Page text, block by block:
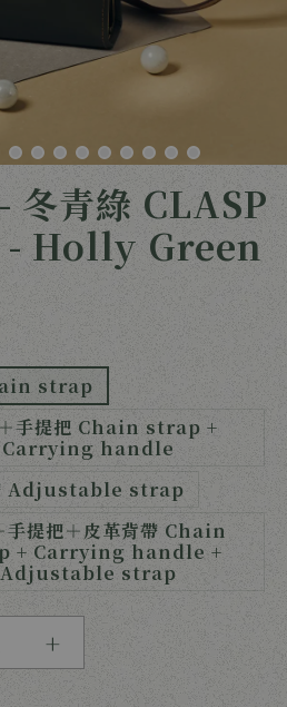
冬青綠 CLASP
- Holly Green
strap
手提把 Chain strap +
Carrying handle
Adjustable strap
手提把＋皮革背帶 Chain
+ Carrying handle +
Adjustable strap
+